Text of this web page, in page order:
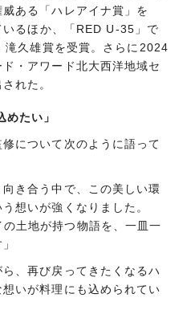
ある「ハレアイナ賞」を
るほか、「RED U-35」で
滝久雄賞を受賞。さらに2024
・アワード北大西洋地域セ
れた。
めたい」
について次のように語って
向き合う中で、この美しい環
想いが強くなりました。
土地が持つ物語を、一皿一
、再び戻ってきたくなるハ
いが料理にも込められてい